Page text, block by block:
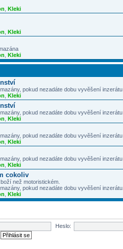
Kleki
Kleki
Kleki
pokud nezadáte dobu vyvěšení inzerátu
Kleki
pokud nezadáte dobu vyvěšení inzerátu
Kleki
pokud nezadáte dobu vyvěšení inzerátu
Kleki
pokud nezadáte dobu vyvěšení inzerátu
Kleki
cokoliv
než motoristickém.
pokud nezadáte dobu vyvěšení inzerátu.
Kleki
Heslo: